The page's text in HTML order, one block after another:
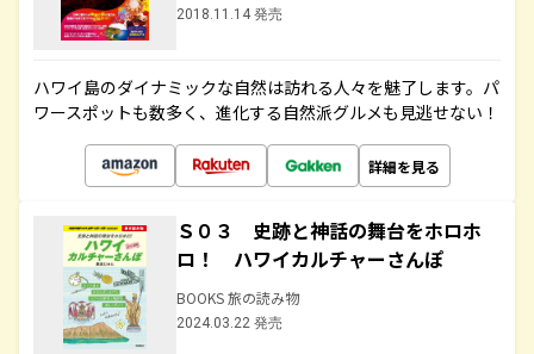
2018.11.14 発売
ハワイ島のダイナミックな自然は訪れる人々を魅了します。パ
ワースポットも数多く、進化する自然派グルメも見逃せない！
詳細を見る
Ｓ０３ 史跡と神話の舞台をホロホ
ロ！ ハワイカルチャーさんぽ
BOOKS 旅の読み物
2024.03.22 発売